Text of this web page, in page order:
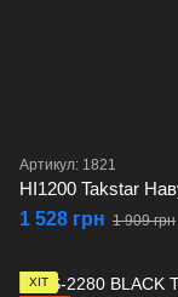
Артикул: 1821
HI1200 Takstar
1 528 грн 1 909 грн
ХІТ